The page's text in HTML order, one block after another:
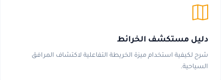
دليل مستكشف الخرائط
شرح لكيفية استخدام ميزة الخريطة التفاعلية لاكتشاف المرافق
السياحية.